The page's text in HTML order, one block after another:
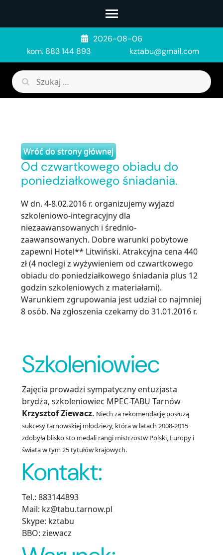
content
2026-08-06
kom. 883 144 893
kztabu@gmail.com
Szukaj:
Wróć do strony głównej
Od czwartkowego obiadu do
poniedziałkowego śniadania.
W dn. 4-8.02.2016 r. organizujemy wyjazd
szkoleniowo-integracyjny dla
niezaawansowanych i średnio-
zaawansowanych. Dobre warunki pobytowe
zapewni Hotel** Litwiński. Atrakcyjna cena 440
zł (4 noclegi z wyżywieniem od czwartkowego
obiadu do poniedziałkowego śniadania plus 12
godzin szkoleniowych z materiałami).
Warunkiem zgrupowania jest udział co najmniej
8 osób. Na zgłoszenia czekamy do 31.01.2016 r.
Szkoleniowiec
Zajęcia prowadzi sympatyczny entuzjasta
brydża, szkoleniowiec MPEC-TABU Tarnów
Krzysztof Ziewacz. Niech za rekomendację posłużą
sukcesy tarnowskiej młodzieży, która w latach 2008-2015
zdobyła blisko sto medali rangi mistrzostw Polski, Europy i
świata w tym 25 tytułów krajowych.
Kontakt:
Tel.: 883144893
Mail: kz@tabu.tarnow.pl
Skype: kztabu
BBO: ziewacz